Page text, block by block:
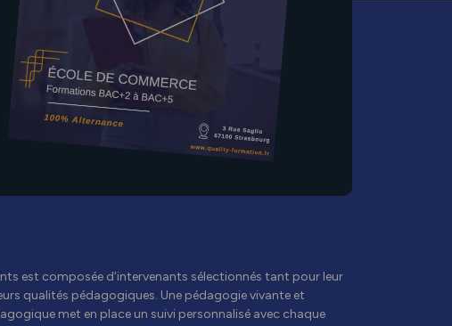
est composée d'intervenants sélectionnés tant pour leur
qualités pédagogiques. Une pédagogie vivante et
met en place un suivi personnalisé avec chaque